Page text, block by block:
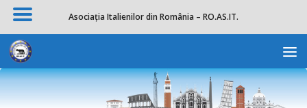
Skip to contentAsociația Italienilor din România – RO.AS.IT.